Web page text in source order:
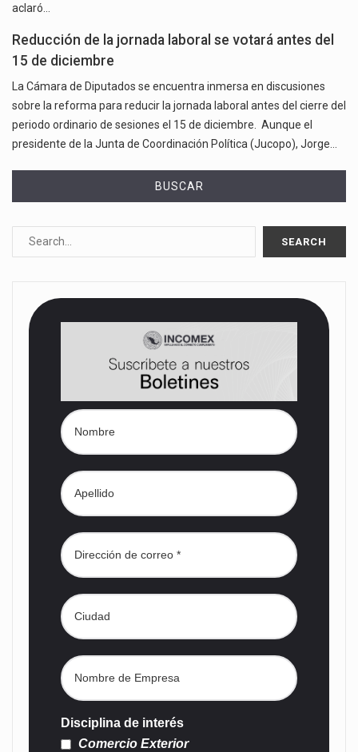
aclaró…
Reducción de la jornada laboral se votará antes del
15 de diciembre
La Cámara de Diputados se encuentra inmersa en discusiones
sobre la reforma para reducir la jornada laboral antes del cierre del
periodo ordinario de sesiones el 15 de diciembre. Aunque el
presidente de la Junta de Coordinación Política (Jucopo), Jorge…
BUSCAR
Disciplina de interés
Comercio Exterior